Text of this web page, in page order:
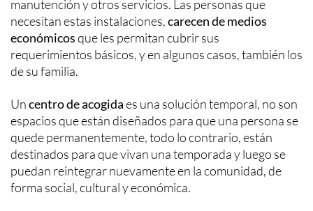
manutención y otros servicios. Las personas que
necesitan estas instalaciones,carecen de medios
económicosque les permitan cubrir sus
requerimientos básicos, y en algunos casos, también los
de su familia.
Uncentro de acogidaes una solución temporal, no son
espacios que están diseñados para que una persona se
quede permanentemente, todo lo contrario, están
destinados para que vivan una temporada y luego se
puedan reintegrar nuevamente en la comunidad, de
forma social, cultural y económica.